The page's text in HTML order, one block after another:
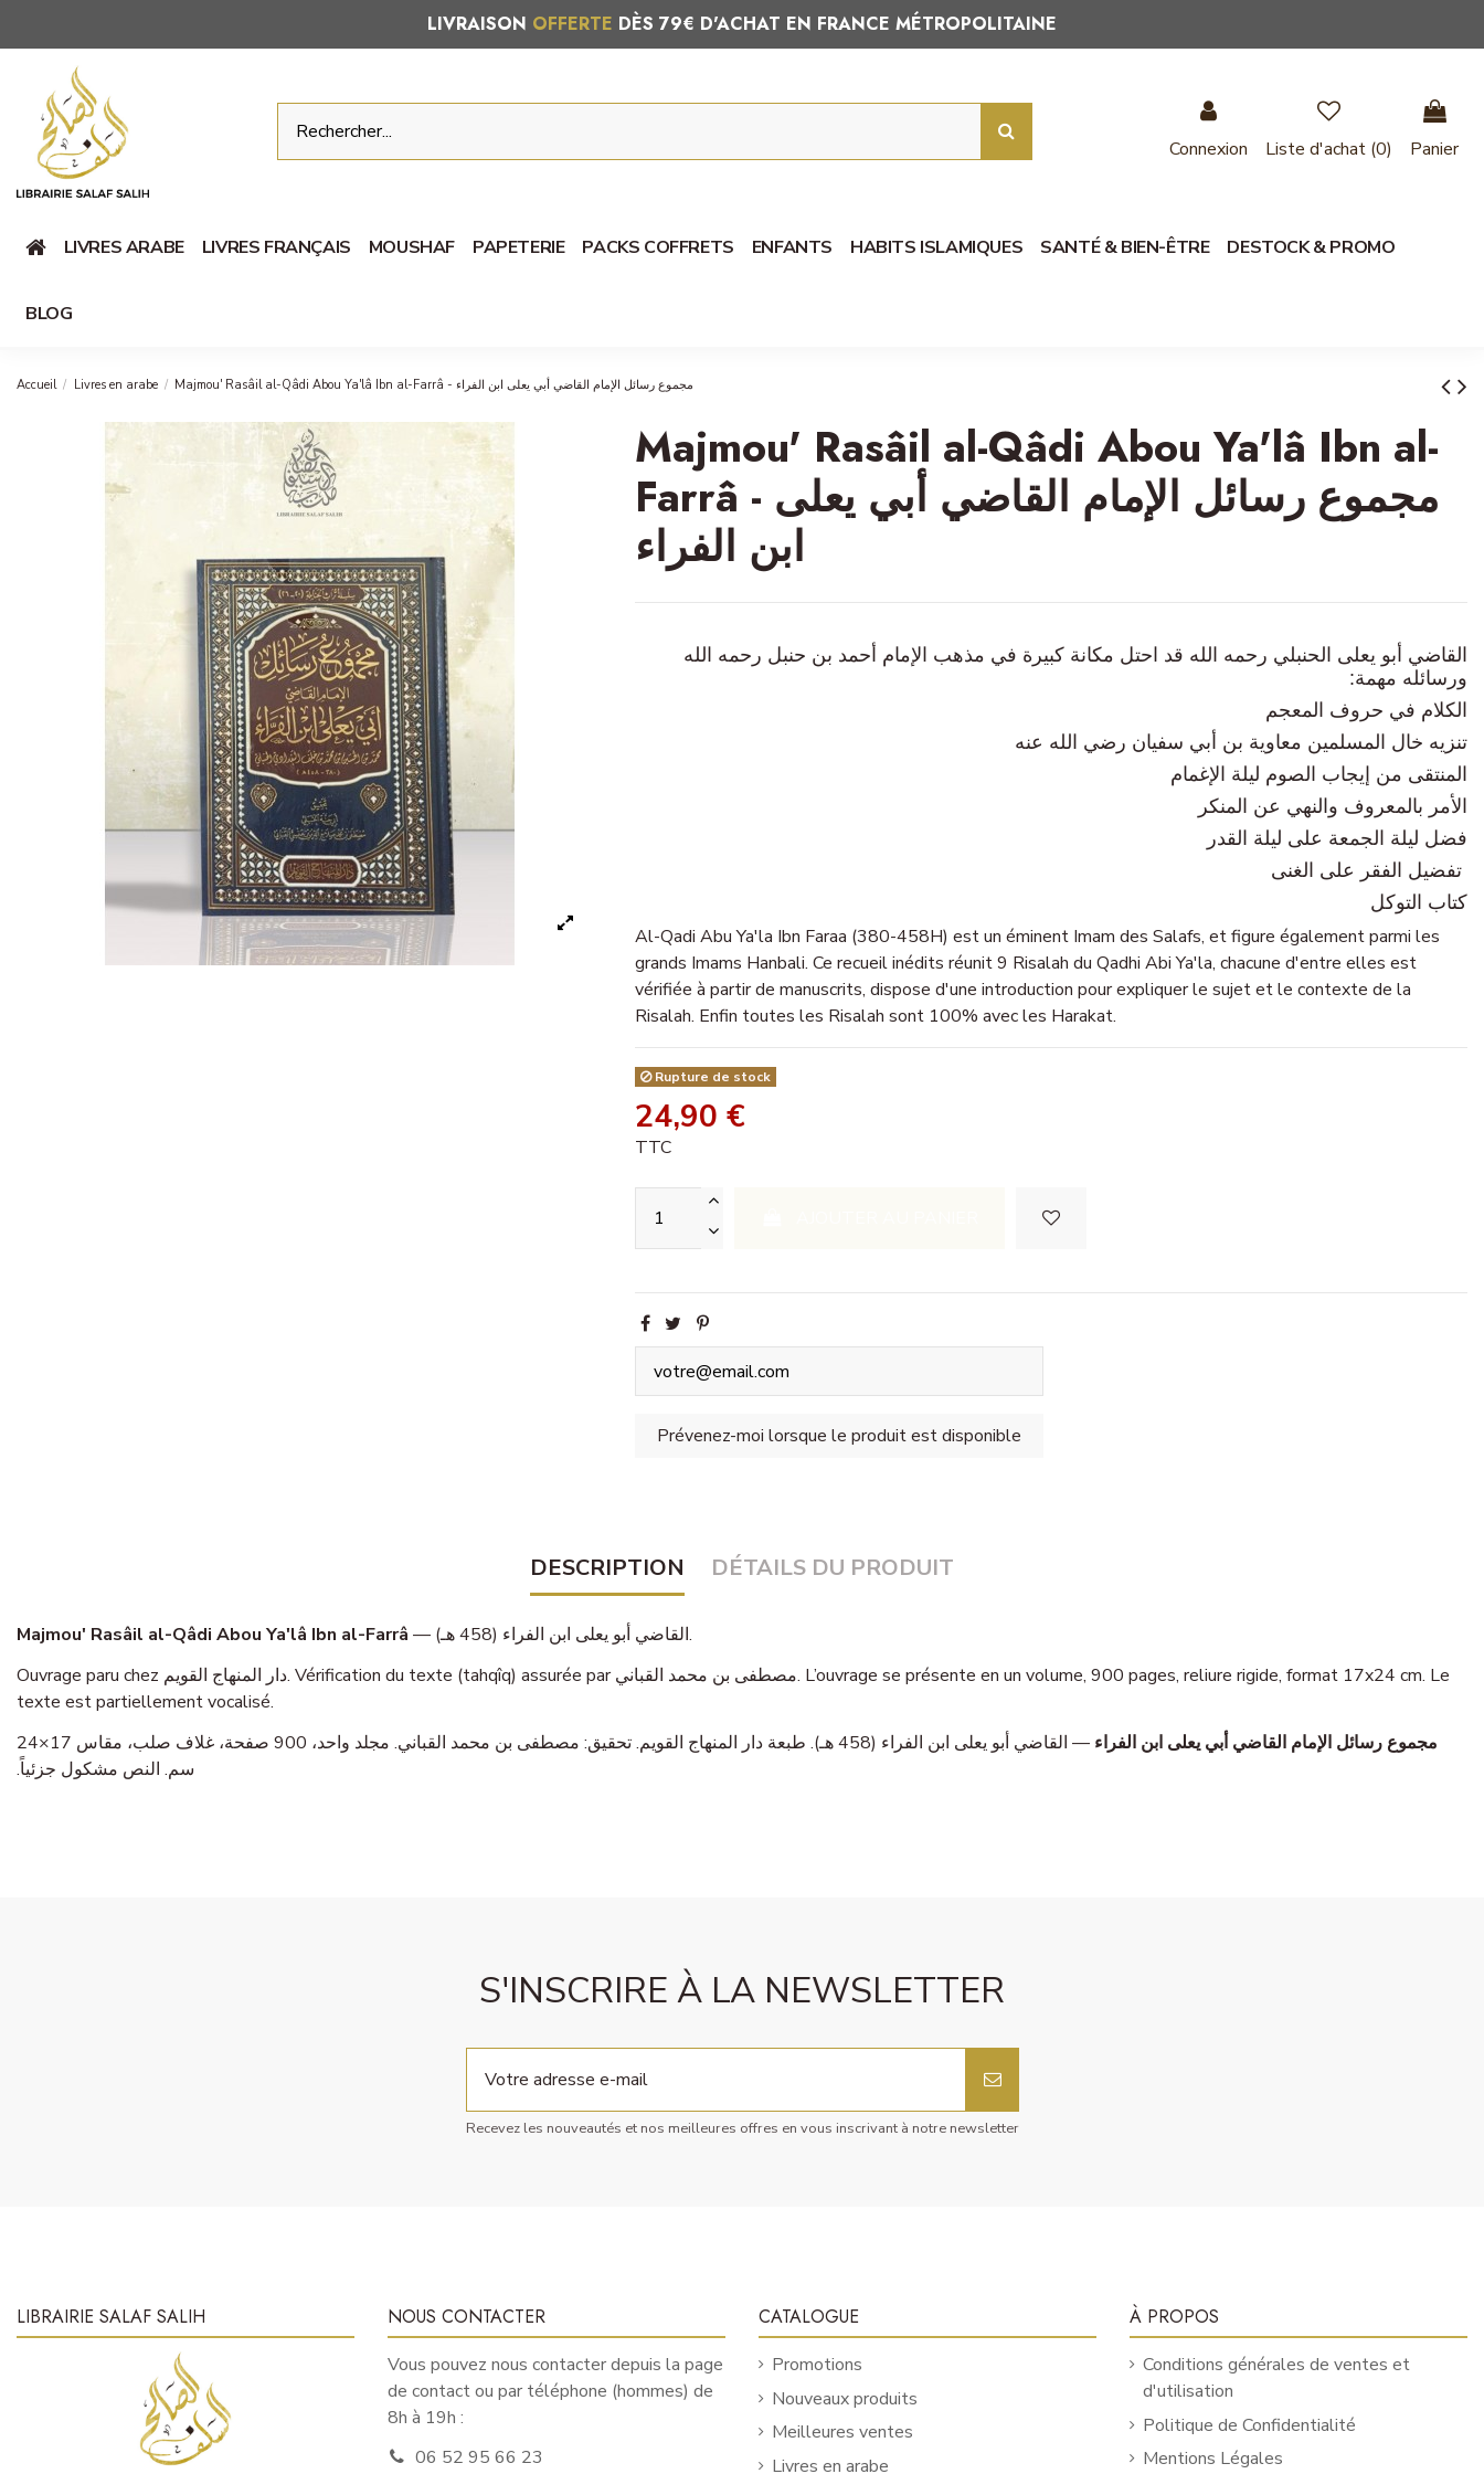
LIVRAISON OFFERTE DÈS 79€ D'ACHAT EN FRANCE MÉTROPOLITAINE
Connexion Liste d'achat (0) Panier
LIVRES ARABE LIVRES FRANÇAIS MOUSHAF PAPETERIE PACKS COFFRETS ENFANTS HABITS ISLAMIQUES SANTÉ & BIEN-ÊTRE DESTOCK & PROMO
BLOG
Accueil Livres en arabe Majmou' Rasâil al-Qâdi Abou Ya'lâ Ibn al-Farrâ - مجموع رسائل الإمام القاضي أبي يعلى ابن الفراء
Majmou' Rasâil al-Qâdi Abou Ya'lâ Ibn al-
Farrâ - مجموع رسائل الإمام القاضي أبي يعلى
ابن الفراء
القاضي أبو يعلى الحنبلي رحمه الله قد احتل مكانة كبيرة في مذهب الإمام أحمد بن حنبل رحمه الله
ورسائله مهمة:
الكلام في حروف المعجم
تنزيه خال المسلمين معاوية بن أبي سفيان رضي الله عنه
المنتقى من إيجاب الصوم ليلة الإغمام
الأمر بالمعروف والنهي عن المنكر
فضل ليلة الجمعة على ليلة القدر
تفضيل الفقر على الغنى
كتاب التوكل
Al-Qadi Abu Ya'la Ibn Faraa (380-458H) est un éminent Imam des Salafs, et figure également parmi les
grands Imams Hanbali. Ce recueil inédits réunit 9 Risalah du Qadhi Abi Ya'la, chacune d'entre elles est
vérifiée à partir de manuscrits, dispose d'une introduction pour expliquer le sujet et le contexte de la
Risalah. Enfin toutes les Risalah sont 100% avec les Harakat.
Rupture de stock
24,90 €
TTC
DESCRIPTION DÉTAILS DU PRODUIT
Majmou' Rasâil al-Qâdi Abou Ya'lâ Ibn al-Farrâ
— القاضي أبو يعلى ابن الفراء (458 هـ).
Ouvrage paru chez دار المنهاج القويم. Vérification du texte (tahqîq) assurée par مصطفى بن محمد القباني. L’ouvrage se présente en un volume, 900 pages, reliure rigide, format 17x24 cm. Le
texte est partiellement vocalisé.
مجموع رسائل الإمام القاضي أبي يعلى ابن الفراء
— القاضي أبو يعلى ابن الفراء (458 هـ). طبعة دار المنهاج القويم. تحقيق: مصطفى بن محمد القباني. مجلد واحد، 900 صفحة، غلاف صلب، مقاس 17×24
سم. النص مشكول جزئياً.
S'INSCRIRE À LA NEWSLETTER
Recevez les nouveautés et nos meilleures offres en vous inscrivant à notre newsletter
LIBRAIRIE SALAF SALIH NOUS CONTACTER
Vous pouvez nous contacter depuis la page
de contact ou par téléphone (hommes) de
8h à 19h :
06 52 95 66 23
CATALOGUE
Promotions
Nouveaux produits
Meilleures ventes
Livres en arabe
À PROPOS
Conditions générales de ventes et
d'utilisation
Politique de Confidentialité
Mentions Légales